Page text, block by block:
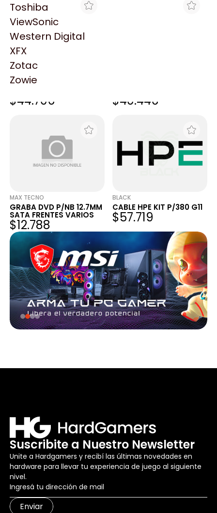
Toshiba
ViewSonic
Western Digital
XFX
Zotac
Zowie
GRABA DVD HPE 12.7MM
$44.706 $40.446
MAX TECNO
GRABA DVD P/NB 12.7MM
SATA FRENTES VARIOS
$12.788
BLACK
CABLE HPE KIT P/380 G11
$57.719
Suscribite a Nuestro Newsletter
Unite a Hardgamers y recibí las últimas novedades en
hardware para llevar tu experiencia de juego al siguiente
nivel.
Enviar